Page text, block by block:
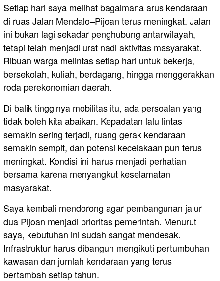
Setiap hari saya melihat bagaimana arus kendaraan
di ruas Jalan Mendalo–Pijoan terus meningkat. Jalan
ini bukan lagi sekadar penghubung antarwilayah,
tetapi telah menjadi urat nadi aktivitas masyarakat.
Ribuan warga melintas setiap hari untuk bekerja,
bersekolah, kuliah, berdagang, hingga menggerakkan
roda perekonomian daerah.
Di balik tingginya mobilitas itu, ada persoalan yang
tidak boleh kita abaikan. Kepadatan lalu lintas
semakin sering terjadi, ruang gerak kendaraan
semakin sempit, dan potensi kecelakaan pun terus
meningkat. Kondisi ini harus menjadi perhatian
bersama karena menyangkut keselamatan
masyarakat.
Saya kembali mendorong agar pembangunan jalur
dua Pijoan menjadi prioritas pemerintah. Menurut
saya, kebutuhan ini sudah sangat mendesak.
Infrastruktur harus dibangun mengikuti pertumbuhan
kawasan dan jumlah kendaraan yang terus
bertambah setiap tahun.